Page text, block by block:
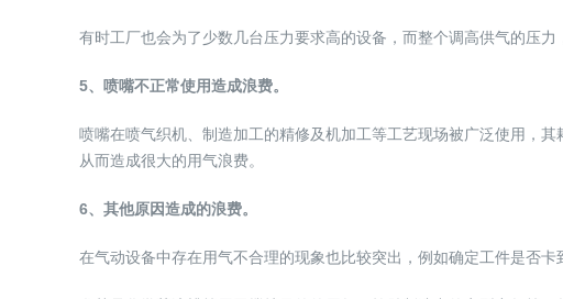
有时工厂也会为了少数几台压力要求高的设备，而整个调高供气的压力
5、喷嘴不正常使用造成浪费。
喷嘴在喷气织机、制造加工的精修及机加工等工艺现场被广泛使用，
从而造成很大的用气浪费。
6、其他原因造成的浪费。
在气动设备中存在用气不合理的现象也比较突出，例如确定工件是否